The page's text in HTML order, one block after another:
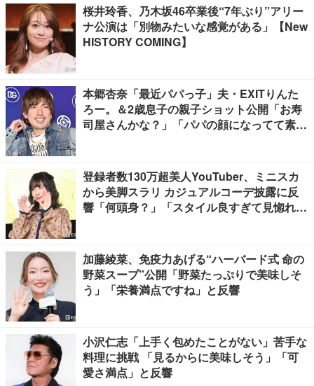
桜井玲香、乃木坂46卒業後“7年ぶり”アリー
ナ公演は「別物みたいな感覚がある」【New
HISTORY COMING】
本郷杏奈「最近パパっ子」夫・EXITりんた
ろー。＆2歳息子の親子ショット公開「お寿
司屋さんかな？」「パパの顔になってて素
登録者数130万超美人YouTuber、ミニスカ
から美脚スラリ カジュアルコーデ披露に反
響「何頭身？」「スタイル良すぎて見惚れ
加藤綾菜、免疫力あげる“ハーバード式 命の
野菜スープ”公開「野菜たっぷりで美味しそ
う」「栄養満点ですね」と反響
小沢仁志「上手く包めたことがない」苦手な
料理に挑戦 「見るからに美味しそう」「可
愛さ満点」と反響